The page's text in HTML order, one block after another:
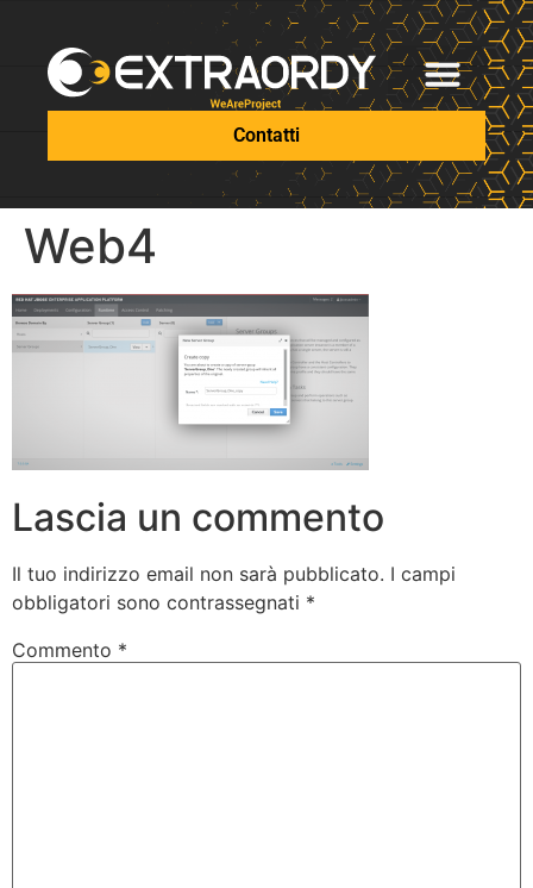
Contatti
Web4
Lascia un commento
Il tuo indirizzo email non sarà pubblicato. I campi
obbligatori sono contrassegnati *
Commento *